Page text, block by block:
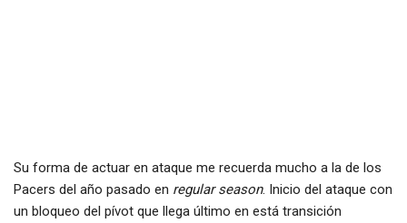
Su forma de actuar en ataque me recuerda mucho a la de los
Pacers del año pasado en regular season. Inicio del ataque con
un bloqueo del pívot que llega último en está transición